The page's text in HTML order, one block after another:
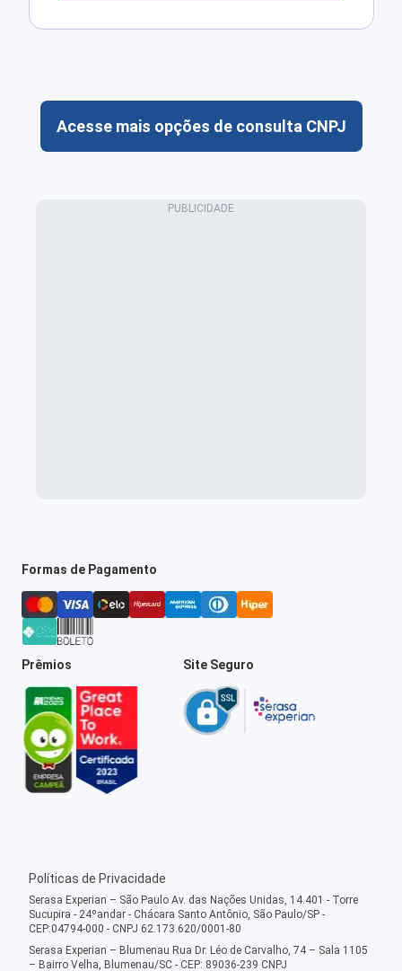
Acesse mais opções de consulta CNPJ
Formas de Pagamento
Prêmios Site Seguro
Políticas de Privacidade
Serasa Experian – São Paulo Av. das Nações Unidas, 14.401 - Torre
Sucupira - 24ºandar - Chácara Santo Antônio, São Paulo/SP -
CEP:04794-000 - CNPJ 62.173.620/0001-80
Serasa Experian – Blumenau Rua Dr. Léo de Carvalho, 74 – Sala 1105
– Bairro Velha, Blumenau/SC - CEP: 89036-239 CNPJ